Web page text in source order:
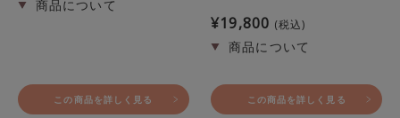
この商品を詳しく見る
¥19,800 税込
この商品を詳しく見る